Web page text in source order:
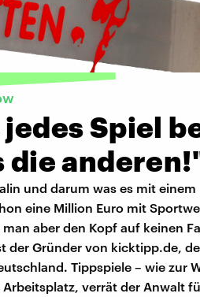
Spiel
die
und darum was es mit
eine Million Euro mit
aber den Kopf auf keinen
der Gründer von kicktipp.de,
Tippspiele – wie zur
verrät der Anwalt